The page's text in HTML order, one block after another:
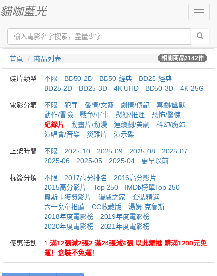
切
換
導
貓咖藍光
相關商品2142件
首頁 商品列表
碟片類型 不限 BD50-2D BD50-經典
BD25-經典
BD25-2D
BD25-3D 4K UHD BD50-3D 4K-25G
電影分類 不限 犯罪 愛情/文藝 劇情/傳記
喜劇/幽默
動作/冒險
戰争/軍事 懸疑/推理
恐怖/驚悚
紀錄片
動畫片/動漫 連續劇/美劇
科幻/魔幻
演唱會/音樂
災難片 演示碟
上架時間 不限 2025-10 2025-09 2025-08
2025-07
2025-06
2025-05 2025-04 更早以前
标簽分類 不限 2017高分排名
2016高分影片
2015高分影片
Top 250
IMDb榜單Top 250
奧斯卡獲獎影片
漫威之家
套裝精選
六一兒童推薦
CC收藏版
湯姆·克魯斯
2018年度電影榜
2019年度電影榜
2020年度電影榜
2021年度電影榜
優惠活動
1.滿12張減2張2.滿24張減4張 以此類推 購滿1200元免
運！盒裝不免運！